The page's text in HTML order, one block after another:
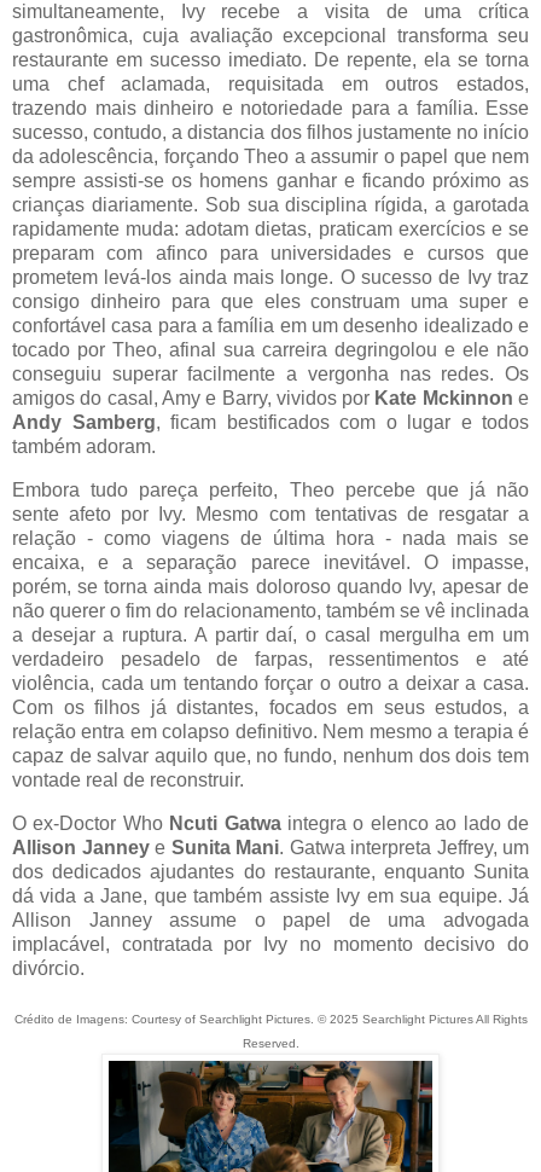
simultaneamente, Ivy recebe a visita de uma crítica
gastronômica, cuja avaliação excepcional transforma seu
restaurante em sucesso imediato. De repente, ela se torna
uma chef aclamada, requisitada em outros estados,
trazendo mais dinheiro e notoriedade para a família. Esse
sucesso, contudo, a distancia dos filhos justamente no início
da adolescência, forçando Theo a assumir o papel que nem
sempre assisti-se os homens ganhar e ficando próximo as
crianças diariamente. Sob sua disciplina rígida, a garotada
rapidamente muda: adotam dietas, praticam exercícios e se
preparam com afinco para universidades e cursos que
prometem levá-los ainda mais longe. O sucesso de Ivy traz
consigo dinheiro para que eles construam uma super e
confortável casa para a família em um desenho idealizado e
tocado por Theo, afinal sua carreira degringolou e ele não
conseguiu superar facilmente a vergonha nas redes. Os
amigos do casal, Amy e Barry, vividos por Kate Mckinnone
Andy Samberg, ficam bestificados com o lugar e todos
também adoram.
Embora tudo pareça perfeito, Theo percebe que já não
sente afeto por Ivy. Mesmo com tentativas de resgatar a
relação - como viagens de última hora - nada mais se
encaixa, e a separação parece inevitável. O impasse,
porém, se torna ainda mais doloroso quando Ivy, apesar de
não querer o fim do relacionamento, também se vê inclinada
a desejar a ruptura. A partir daí, o casal mergulha em um
verdadeiro pesadelo de farpas, ressentimentos e até
violência, cada um tentando forçar o outro a deixar a casa.
Com os filhos já distantes, focados em seus estudos, a
relação entra em colapso definitivo. Nem mesmo a terapia é
capaz de salvar aquilo que, no fundo, nenhum dos dois tem
vontade real de reconstruir.
O ex-Doctor Who Ncuti Gatwaintegra o elenco ao lado de
Allison Janney e Sunita Mani. Gatwa interpreta Jeffrey, um
dos dedicados ajudantes do restaurante, enquanto Sunita
dá vida a Jane, que também assiste Ivy em sua equipe. Já
Allison Janney assume o papel de uma advogada
implacável, contratada por Ivy no momento decisivo do
divórcio.
Crédito de Imagens: Courtesy of Searchlight Pictures. © 2025 Searchlight Pictures All Rights
Reserved.